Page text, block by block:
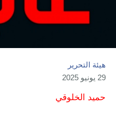
هيئة التحرير
29 يونيو 2025
حميد الخلوقي